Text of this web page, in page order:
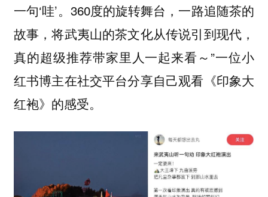
一句‘哇’。360度的旋转舞台，一路追随茶的
故事，将武夷山的茶文化从传说引到现代，
真的超级推荐带家里人一起来看～”一位小
红书博主在社交平台分享自己观看《印象大
红袍》的感受。